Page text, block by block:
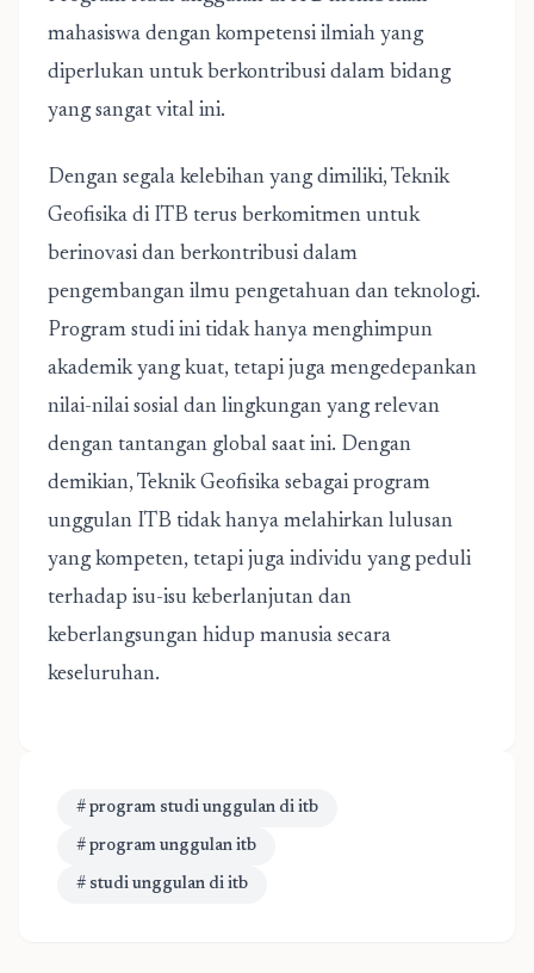
mahasiswa dengan kompetensi ilmiah yang
diperlukan untuk berkontribusi dalam bidang
yang sangat vital ini.
Dengan segala kelebihan yang dimiliki, Teknik
Geofisika di ITB terus berkomitmen untuk
berinovasi dan berkontribusi dalam
pengembangan ilmu pengetahuan dan teknologi.
Program studi ini tidak hanya menghimpun
akademik yang kuat, tetapi juga mengedepankan
nilai-nilai sosial dan lingkungan yang relevan
dengan tantangan global saat ini. Dengan
demikian, Teknik Geofisika sebagai program
unggulan ITB tidak hanya melahirkan lulusan
yang kompeten, tetapi juga individu yang peduli
terhadap isu-isu keberlanjutan dan
keberlangsungan hidup manusia secara
keseluruhan.
# program studi unggulan di itb
# program unggulan itb
# studi unggulan di itb